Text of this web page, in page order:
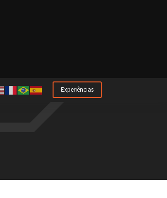
Experiências